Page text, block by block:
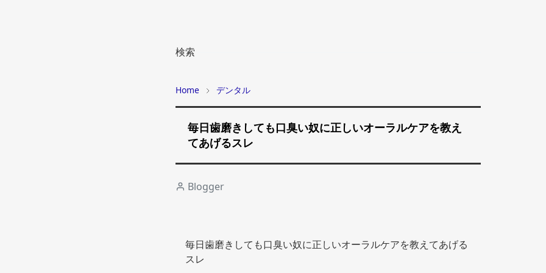
検索
Home デンタル
毎日歯磨きしても口臭い奴に正しいオーラルケアを教え
てあげるスレ
Blogger
毎日歯磨きしても口臭い奴に正しいオーラルケアを教えてあげる
スレ